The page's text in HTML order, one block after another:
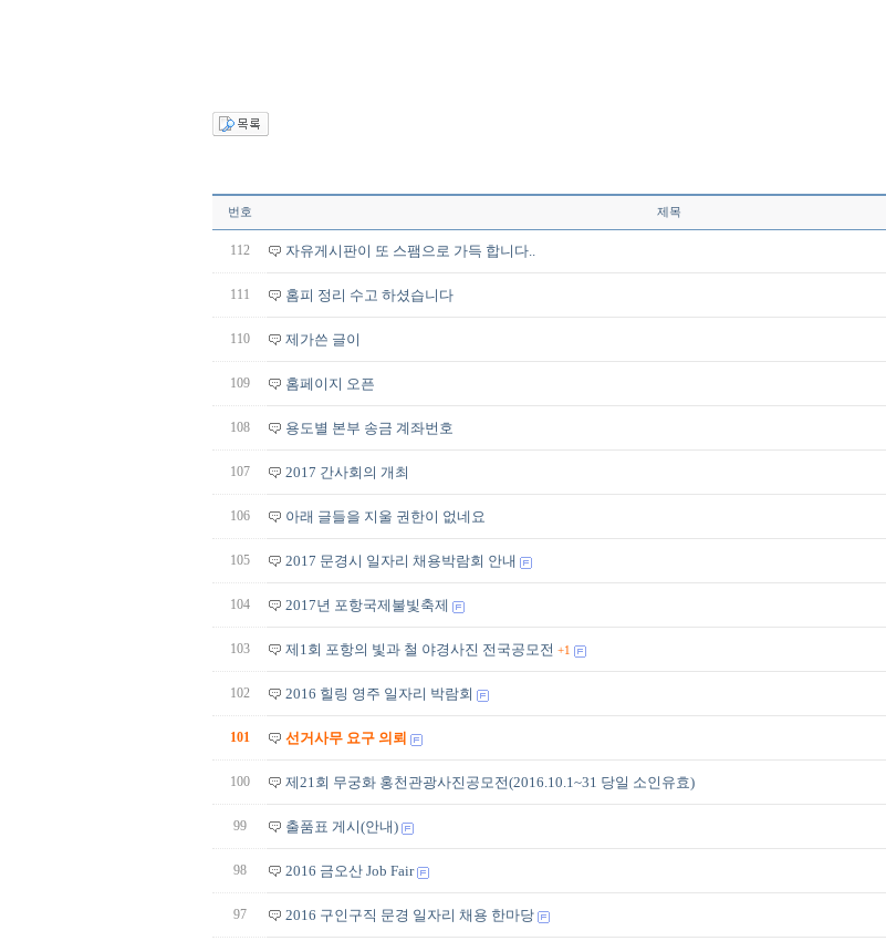
번호 제목
112 자유게시판이 또 스팸으로 가득 합니다..
111 홈피 정리 수고 하셨습니다
110 제가쓴 글이
109 홈페이지 오픈
108 용도별 본부 송금 계좌번호
107 2017 간사회의 개최
106 아래 글들을 지울 권한이 없네요
105 2017 문경시 일자리 채용박람회 안내
104 2017년 포항국제불빛축제
103 제1회 포항의 빛과 철 야경사진 전국공모전 +1
102 2016 힐링 영주 일자리 박람회
101 선거사무 요구 의뢰
100 제21회 무궁화 홍천관광사진공모전(2016.10.1~31 당일 소인유효)
99 출품표 게시(안내)
98 2016 금오산 Job Fair
97 2016 구인구직 문경 일자리 채용 한마당